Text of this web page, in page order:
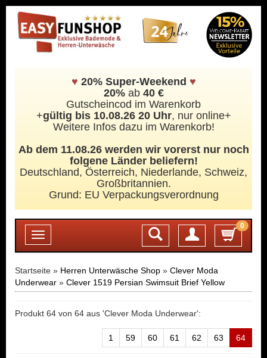
♥ 20% Super-Weekend ♥
20%ab 40 €
Gutscheincod im Warenkorb
+gültig bis 10.08.26 20 Uhr, nur online+
Weitere Infos dazu im Warenkorb!
Ab dem 11.08.26 werden wir vorerst nur noch
folgene Länder beliefern!
Deutschland, Österreich, Niederlande, Schweiz,
Großbritannien.
Grund: EU Verpackungsverordnung
Toggle
navigation
0
Login
Startseite » Herren Unterwäsche Shop » Clever Moda
Underwear » Clever 1519 Persian Swimsuit Brief Yellow
Produkt 64 von 64 aus 'Clever Moda Underwear':
1 59 60 61 62 63 64